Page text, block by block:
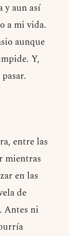
y aun así
a mi vida.
aunque
Y,
entre las
mientras
en las
de
Antes ni